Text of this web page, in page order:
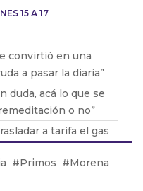
15 A 17
convirtió en una
a pasar la diaria”
duda, acá lo que se
o no”
a tarifa el gas
baja la densidad de
Primos Morena